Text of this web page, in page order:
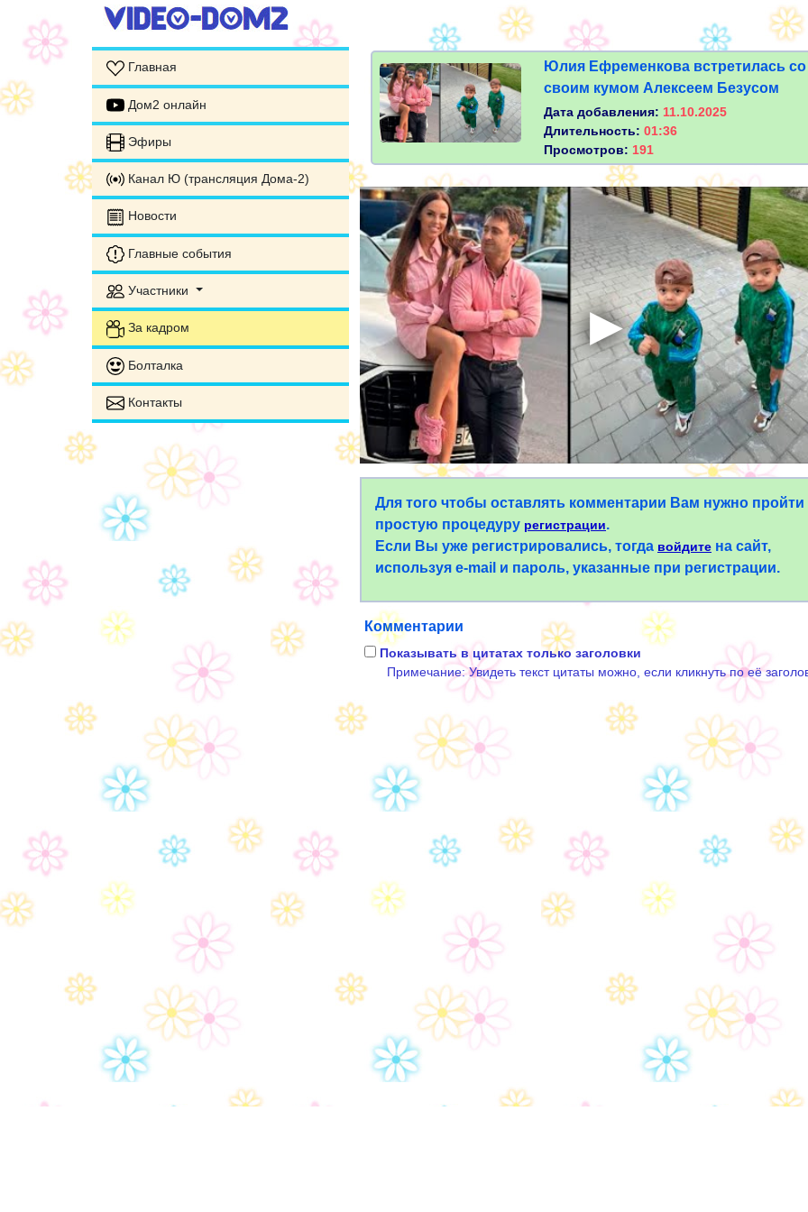
Главная
Дом2 онлайн
Эфиры
Канал Ю (трансляция Дома-2)
Новости
Главные события
Участники
За кадром
Болталка
Контакты
Юлия Ефременкова встретилась со
своим кумом Алексеем Безусом
Дата добавления: 11.10.2025
Длительность: 01:36
Просмотров: 191
Для того чтобы оставлять комментарии Вам нужно пройти
простую процедуру регистрации.
Если Вы уже регистрировались, тогда войдите на сайт,
используя e-mail и пароль, указанные при регистрации.
Комментарии
Показывать в цитатах только заголовки
Примечание: Увидеть текст цитаты можно, если кликнуть по её